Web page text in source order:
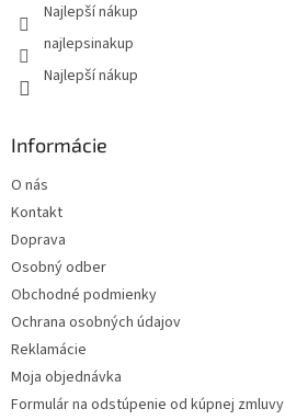
Najlepší nákup
najlepsinakup
Najlepší nákup
Informácie
O nás
Kontakt
Doprava
Osobný odber
Obchodné podmienky
Ochrana osobných údajov
Reklamácie
Moja objednávka
Formulár na odstúpenie od kúpnej zmluvy